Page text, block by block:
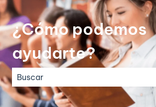
¿Cómo podemos
ayudarte?
No hay sugerencias porque el